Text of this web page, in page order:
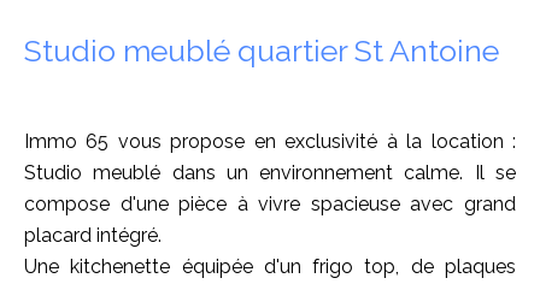
Studio meublé quartier St Antoine
Immo 65 vous propose en exclusivité à la location :
Studio meublé dans un environnement calme. Il se
compose d'une pièce à vivre spacieuse avec grand
placard intégré.
Une kitchenette équipée d'un frigo top, de plaques